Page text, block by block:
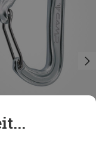
16%